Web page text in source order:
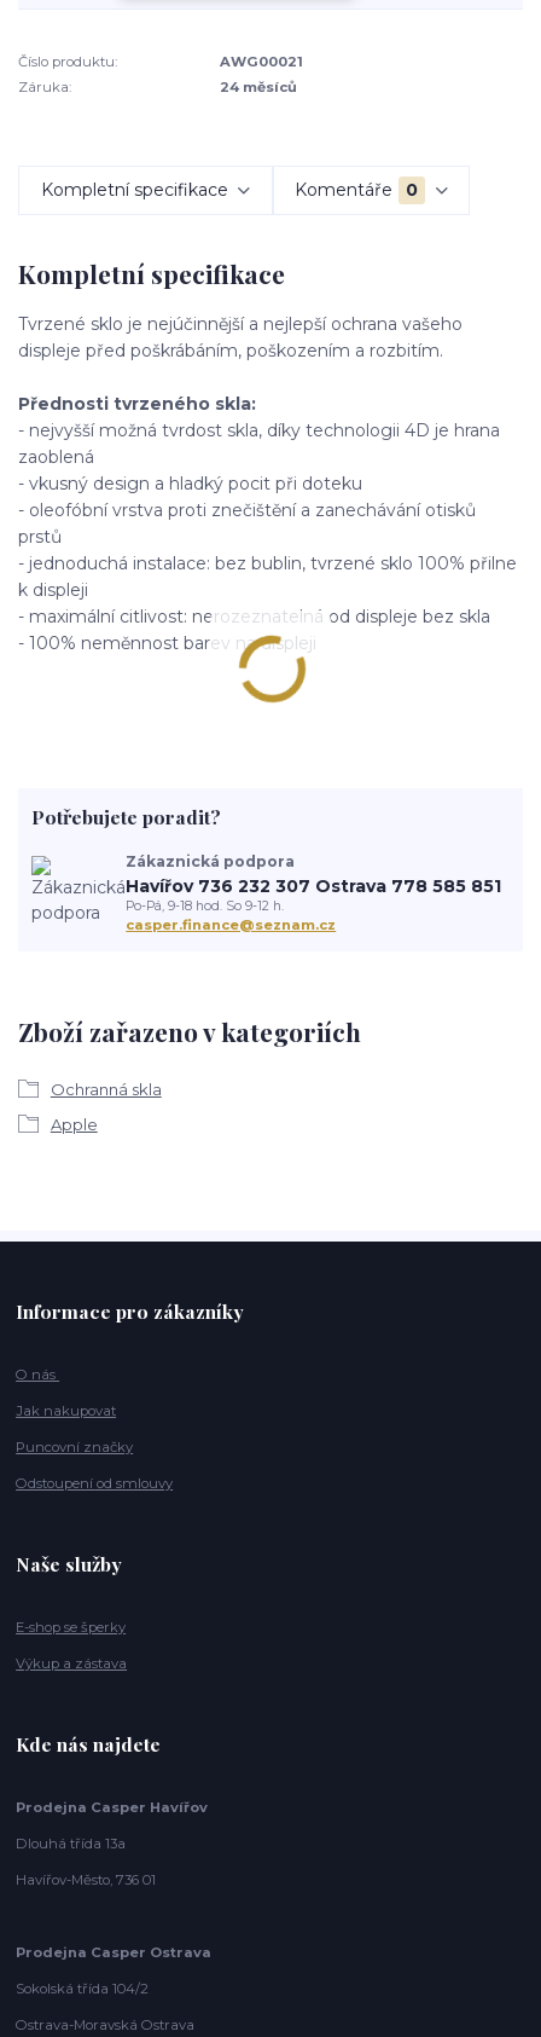
Číslo produktu:
AWG00021
Záruka:
24 měsíců
Kompletní specifikace Komentáře 0
Kompletní specifikace
Tvrzené sklo je nejúčinnější a nejlepší ochrana vašeho
displeje před poškrábáním, poškozením a rozbitím.
Přednosti tvrzeného skla:
- nejvyšší možná tvrdost skla, díky technologii 4D je hrana
zaoblená
- vkusný design a hladký pocit při doteku
- oleofóbní vrstva proti znečištění a zanechávání otisků
prstů
- jednoduchá instalace: bez bublin, tvrzené sklo 100% přilne
k displeji
- maximální citlivost: nerozeznatelná od displeje bez skla
- 100% neměnnost barev na displeji
Zboží zařazeno v kategoriích
Ochranná skla
Apple
Potřebujete poradit?
Zákaznická podpora
Havířov 736 232 307 Ostrava 778 585 851
Po-Pá, 9-18 hod. So 9-12 h.
casper.finance@seznam.cz
Informace pro zákazníky
O nás
Jak nakupovat
Puncovní značky
Odstoupení od smlouvy
Naše služby
E-shop se šperky
Výkup a zástava
Kde nás najdete
Prodejna Casper Havířov
Dlouhá třída 13a
Havířov-Město, 736 01
Prodejna Casper Ostrava
Sokolská třída 104/2
Ostrava-Moravská Ostrava